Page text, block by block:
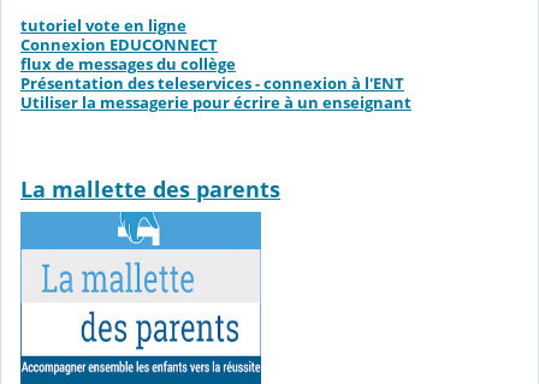
tutoriel vote en ligne
Connexion EDUCONNECT
flux de messages du collège
Présentation des teleservices - connexion à l'ENT
Utiliser la messagerie pour écrire à un enseignant
La mallette des parents